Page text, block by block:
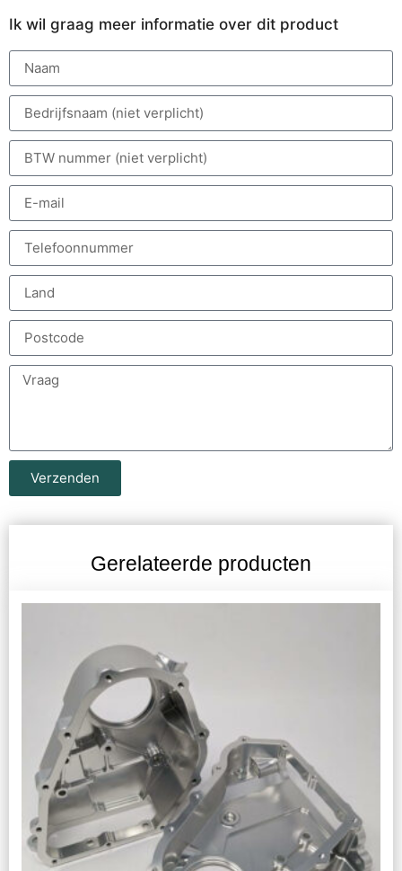
Ik wil graag meer informatie over dit product
Verzenden
Gerelateerde producten